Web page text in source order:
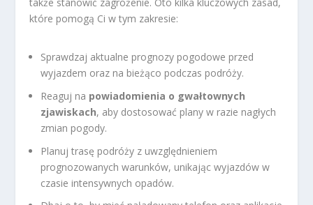
które pomogą Ci w tym zakresie:
Sprawdzaj aktualne prognozy pogodowe przed
wyjazdem oraz na bieżąco podczas podróży.
Reaguj na powiadomienia o gwałtownych
zjawiskach, aby dostosować plany w razie nagłych
zmian pogody.
Planuj trasę podróży z uwzględnieniem
prognozowanych warunków, unikając wyjazdów w
czasie intensywnych opadów.